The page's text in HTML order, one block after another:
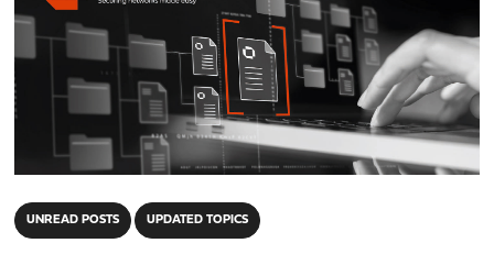
UNREAD POSTS UPDATED TOPICS